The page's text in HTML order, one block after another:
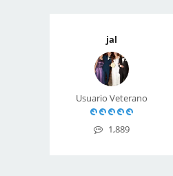
jal
Usuario Veterano
1,889